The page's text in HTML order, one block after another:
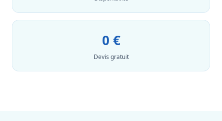
0 €
Devis gratuit